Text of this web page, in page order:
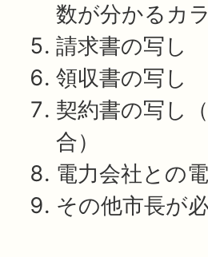
数が分かるカラ
請求書の写し
領収書の写し
契約書の写し
合）
電力会社との
その他市長が